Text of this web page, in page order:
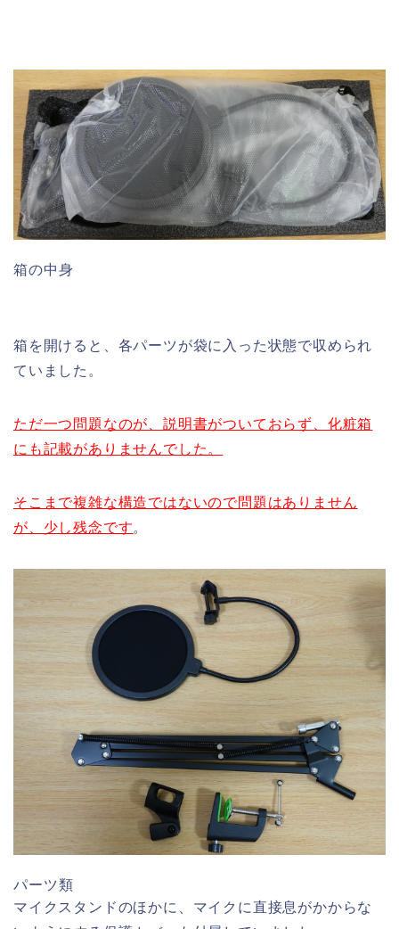
箱の中身
箱を開けると、各パーツが袋に入った状態で収められ
ていました。
ただ一つ問題なのが、説明書がついておらず、化粧箱
にも記載がありませんでした。
そこまで複雑な構造ではないので問題はありません
が、少し残念です。
パーツ類
マイクスタンドのほかに、マイクに直接息がかからな